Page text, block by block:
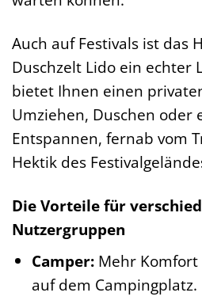
Auch auf Festivals ist das
Duschzelt Lido ein echter
bietet Ihnen einen
Umziehen, Duschen oder
Entspannen, fernab vom
Hektik des
Die Vorteile für
Nutzergruppen
Camper:Mehr Komfort
auf dem Campingplatz.